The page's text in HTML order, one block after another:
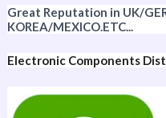
Great Reputation in UK/
KOREA/MEXICO.ETC...
Electronic Components